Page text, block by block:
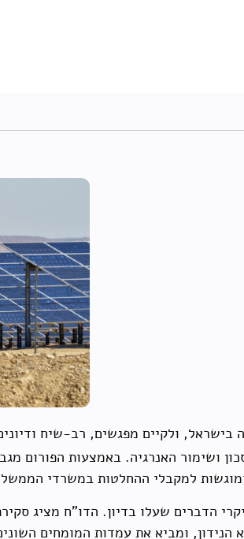
ולקיים מפגשים, רב-שיח
ושימור האנרגיה. באמצעות הפורום
למקבלי ההחלטות במשרדי
הדברים שעלו בדיון. הדו"ח מציג
הנידון, ומביא את עמדות המומחים